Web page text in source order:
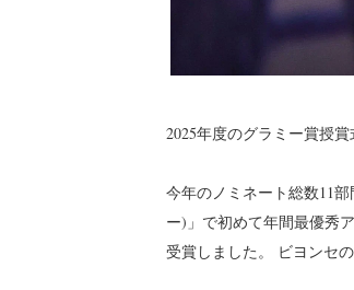
2025年度のグラミー賞授
今年のノミネート総数11
ー)」で初めて年間最優秀
受賞しました。 ビヨンセ